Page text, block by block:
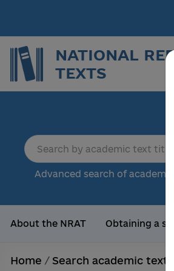
NATIONAL
TEXTS
Advanced search of academic
About the NRAT Obtaining a
Home / Search academic texts